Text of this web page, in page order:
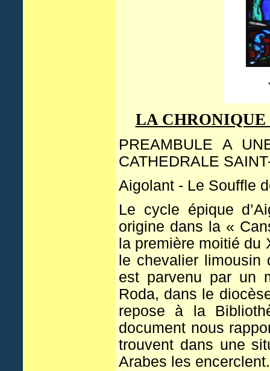
LA CHRONIQUE
PREAMBULE A
CATHEDRALE
Aigolant - Le Souffle
Le cycle épique
origine dans la «
la première moitié du
le chevalier
est parvenu par un
Roda, dans le
repose à la
document nous
trouvent dans une
Arabes les